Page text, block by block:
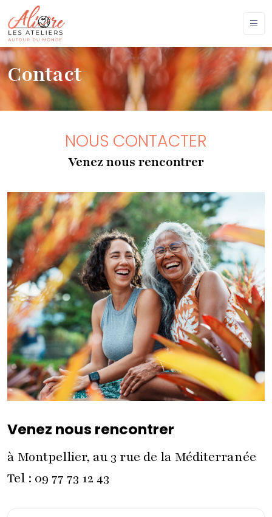
Contact
NOUS CONTACTER
Venez nous rencontrer
Venez nous rencontrer
à Montpellier, au 3 rue de la Méditerranée
Tel : 09 77 73 12 43